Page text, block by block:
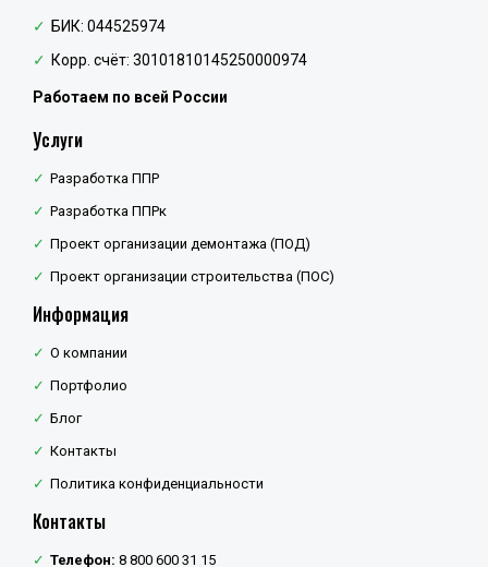
БИК: 044525974
Корр. счёт: 30101810145250000974
Работаем по всей России
Услуги
Разработка ППР
Разработка ППРк
Проект организации демонтажа (ПОД)
Проект организации строительства (ПОС)
Информация
О компании
Портфолио
Блог
Контакты
Политика конфиденциальности
Контакты
Телефон: 8 800 600 31 15